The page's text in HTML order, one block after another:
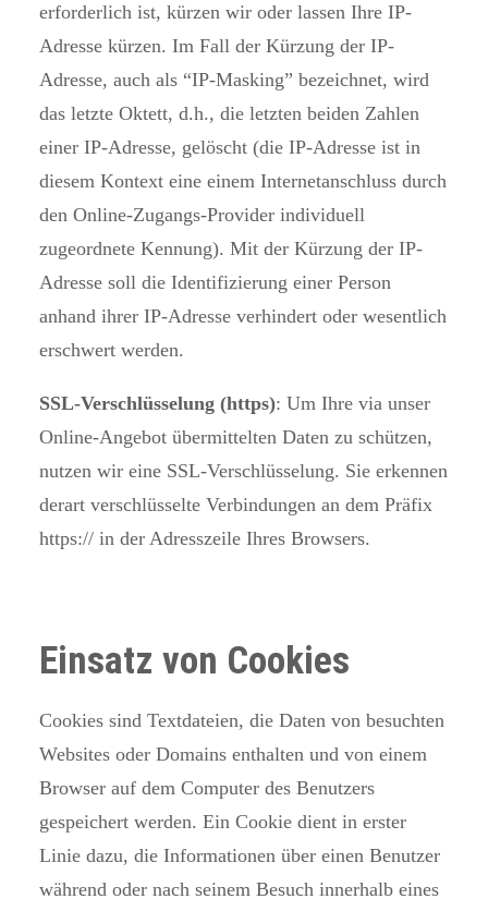
erforderlich ist, kürzen wir oder lassen Ihre IP-
Adresse kürzen. Im Fall der Kürzung der IP-
Adresse, auch als “IP-Masking” bezeichnet, wird
das letzte Oktett, d.h., die letzten beiden Zahlen
einer IP-Adresse, gelöscht (die IP-Adresse ist in
diesem Kontext eine einem Internetanschluss durch
den Online-Zugangs-Provider individuell
zugeordnete Kennung). Mit der Kürzung der IP-
Adresse soll die Identifizierung einer Person
anhand ihrer IP-Adresse verhindert oder wesentlich
erschwert werden.
SSL-Verschlüsselung (https): Um Ihre via unser
Online-Angebot übermittelten Daten zu schützen,
nutzen wir eine SSL-Verschlüsselung. Sie erkennen
derart verschlüsselte Verbindungen an dem Präfix
https:// in der Adresszeile Ihres Browsers.
Einsatz von Cookies
Cookies sind Textdateien, die Daten von besuchten
Websites oder Domains enthalten und von einem
Browser auf dem Computer des Benutzers
gespeichert werden. Ein Cookie dient in erster
Linie dazu, die Informationen über einen Benutzer
während oder nach seinem Besuch innerhalb eines